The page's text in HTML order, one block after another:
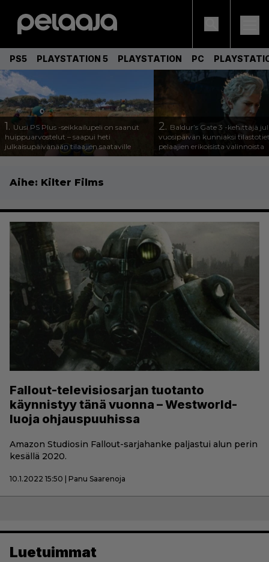
PS5 PLAYSTATION 5 PLAYSTATION PC
1. Uusi PS Plus -seikkailupeli on saanut
huippuarvostelut – saapui heti
julkaisupäivänään tilaajien saataville
2. Baldur’s Gate 3 -kehittäjä
vuosipäivän kunniaksi
pelaajien erikoisista valinnoista
Aihe: Kilter Films
Fallout-televisiosarjan tuotanto
käynnistyy tänä vuonna – Westworld-
luoja ohjauspuuhissa
Amazon Studiosin Fallout-sarjahanke paljastui alun perin
kesällä 2020.
10.1.2022 15:50 | Panu Saarenoja
Luetuimmat